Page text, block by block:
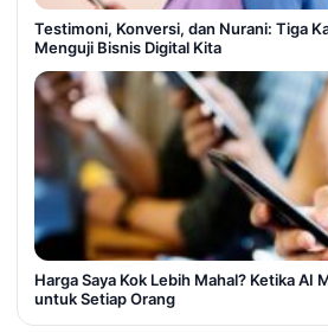
Testimoni, Konversi, dan Nurani: Tiga
Menguji Bisnis Digital Kita
Harga Saya Kok Lebih Mahal? Ketika AI
untuk Setiap Orang